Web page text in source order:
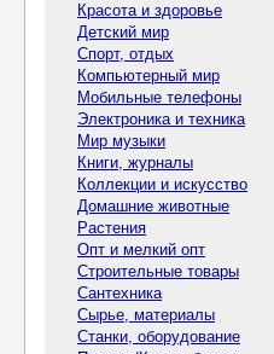
Красота и здоровье
Детский мир
Спорт, отдых
Компьютерный мир
Мобильные телефоны
Электроника и техника
Мир музыки
Книги, журналы
Коллекции и искусство
Домашние животные
Растения
Опт и мелкий опт
Строительные товары
Сантехника
Сырье, материалы
Станки, оборудование